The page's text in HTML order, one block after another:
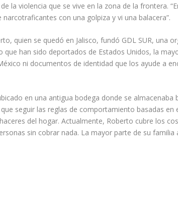
la violencia que se vive en la zona de la frontera.
narcotraficantes con una golpiza y vi una balacera”.
quien se quedó en Jalisco, fundó GDL SUR, una
que han sido deportados de Estados Unidos, la
ni documentos de identidad que los ayude a
en una antigua bodega donde se almacenaba
seguir las reglas de comportamiento basadas
del hogar. Actualmente, Roberto cubre los
sin cobrar nada. La mayor parte de su familia